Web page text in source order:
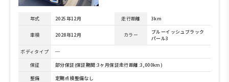
年式 2025年12月 走行距離 3km
車検 2028年12月 カラー
ブルーイッシュブラック
パール3
ボディタイプ
─
保証
部分保証(保証期間:3ヶ月保証走行距離:3,000km)
整備
定期点検整備なし